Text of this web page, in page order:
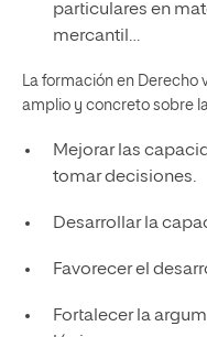
particulares en
mercantil…
La formación en Derecho
amplio y concreto sobre
Mejorar las
tomar decisiones.
Desarrollar la
Favorecer el
Fortalecer la